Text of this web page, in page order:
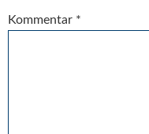
Kommentar *